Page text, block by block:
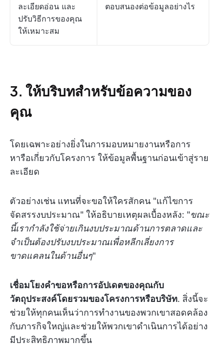
ละเอียดอ่อน และ
ปรับวิธีการของคุณ
ให้เหมาะสม
ตอบสนองต่อข้อมูลอย่างไร
3. ให้บริบทสำหรับข้อความของ
คุณ
โดยเฉพาะอย่างยิ่งในการมอบหมายงานหรือการ
หารือเกี่ยวกับโครงการ ให้ข้อมูลพื้นฐานก่อนเข้าสู่ราย
ละเอียด
ตัวอย่างเช่น แทนที่จะขอให้ใครสักคน "แก้ไขการ
จัดสรรงบประมาณ" ให้อธิบายเหตุผลเบื้องหลัง: "ขณะ
นี้เรากำลังใช้จ่ายเกินงบประมาณด้านการตลาดและ
จำเป็นต้องปรับงบประมาณเพื่อหลีกเลี่ยงการ
ขาดแคลนในด้านอื่นๆ"
เชื่อมโยงคำขอหรือการอัปเดตของคุณกับ
วัตถุประสงค์โดยรวมของโครงการหรือบริษัท. สิ่งนี้จะ
ช่วยให้ทุกคนเห็นว่าการทำงานของพวกเขาสอดคล้อง
กับภารกิจใหญ่และช่วยให้พวกเขาดำเนินการได้อย่าง
มีประสิทธิภาพมากขึ้น